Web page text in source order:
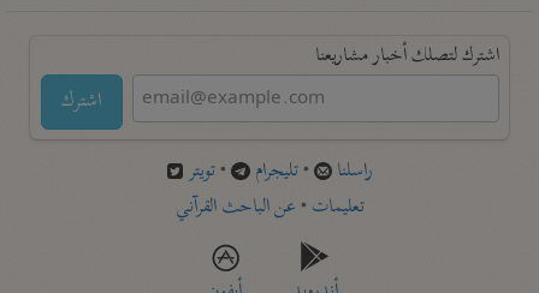
اشترك لتصلك أخبار مشاريعنا
اشترك
راسلنا •تليجرام •تويتر
تعليمات •عن الباحث القرآني